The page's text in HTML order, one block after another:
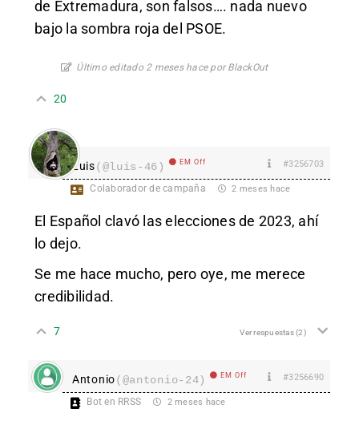
de Extremadura, son falsos…. nada nuevo
bajo la sombra roja del PSOE.
Último editado 2 meses hace por BlackOut
20
Luis(@luis-46) EM Off #3256703
Colaborador de campaña 2 meses hace
El Español clavó las elecciones de 2023, ahí
lo dejo.
Se me hace mucho, pero oye, me merece
credibilidad.
7 Ver respuestas(2)
Antonio(@antonio-24) EM Off #3256690
Bot en RRSS 2 meses hace